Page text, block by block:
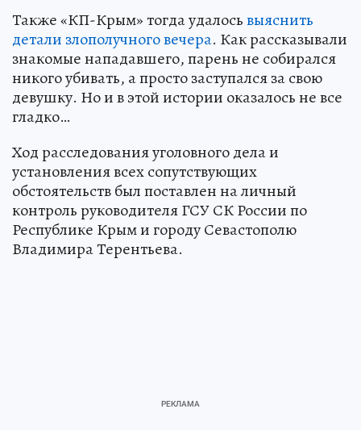
Также «КП-Крым» тогда удалосьвыяснить
детали злополучного вечера. Как рассказывали
знакомые нападавшего, парень не собирался
никого убивать, а просто заступался за свою
девушку. Но и в этой истории оказалось не все
гладко…
Ход расследования уголовного дела и
установления всех сопутствующих
обстоятельств был поставлен на личный
контроль руководителя ГСУ СК России по
Республике Крым и городу Севастополю
Владимира Терентьева.